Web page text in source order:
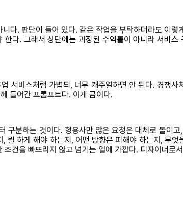
다. 판단이 들어 있다. 같은 작업을 부탁하더라도 이
다. 그래서 상단에는 과장된 수익률이 아니라 서비
서비스처럼 가볍되, 너무 캐주얼하면 안 된다. 경쟁
들어간 프롬프트다. 이게 금이다.
구분하는 것이다. 형용사만 많은 요청은 대체로 돌이
뭘 하게 해야 하는지, 어떤 방향은 피해야 하는지, 무
건을 빠뜨리지 않고 넘기는 일에 가깝다. 디자이너로